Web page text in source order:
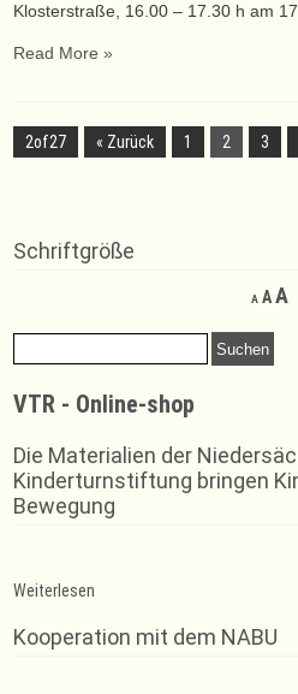
Klosterstraße, 16.00 – 17.30 h am
Read More »
2of27 « Zurück 1 2 3
Schriftgröße
Afont
A
size.
A
Suchen
nach:
VTR - Online-shop
Die Materialien der
Kinderturnstiftung bringen
Bewegung
Weiterlesen
&
Spielen
Kooperation mit dem NABU